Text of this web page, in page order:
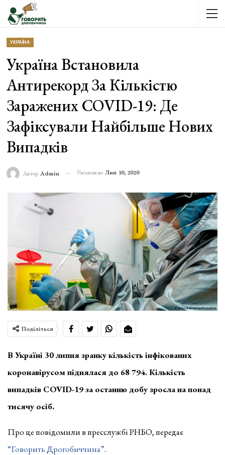
УКРАЇНА
Україна Встановила
Антирекорд За Кількістю
Заражених COVID-19: Де
Зафіксували Найбільше Нових
Випадків
Автор Admin Увімкнено Лип 30, 2020
Поділіться
В Україні 30 липня зранку кількість інфікованих
коронавірусом піднялася до 68 794. Кількість
випадків COVID-19 за останню добу зросла на понад
тисячу осіб.
Про це повідомили в пресслужбі РНБО, передає
“Говорить Дрогобиччина”.